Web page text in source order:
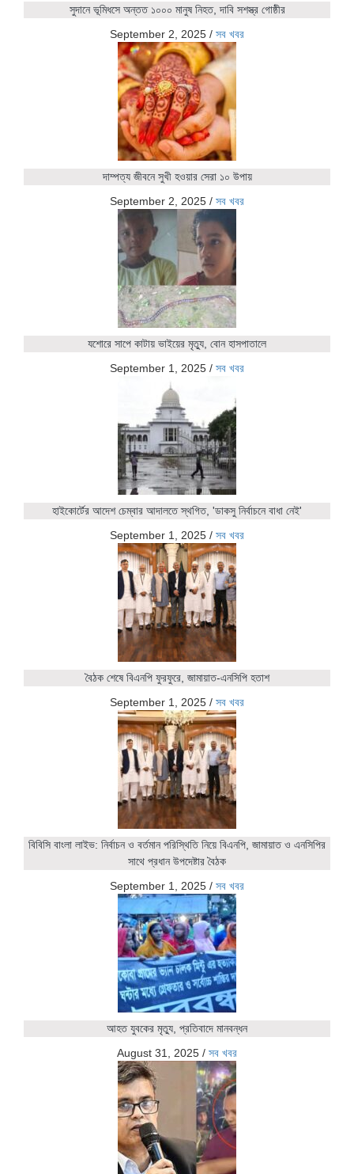
সুদানে ভূমিধসে অন্তত ১০০০ মানুষ নিহত, দাবি সশস্ত্র গোষ্ঠীর
September 2, 2025 / সব খবর
দাম্পত্য জীবনে সুখী হওয়ার সেরা ১০ উপায়
September 2, 2025 / সব খবর
যশোরে সাপে কাটায় ভাইয়ের মৃত্যু, বোন হাসপাতালে
September 1, 2025 / সব খবর
হাইকোর্টের আদেশ চেম্বার আদালতে স্থগিত, 'ডাকসু নির্বাচনে বাধা নেই'
September 1, 2025 / সব খবর
বৈঠক শেষে বিএনপি ফুরফুরে, জামায়াত-এনসিপি হতাশ
September 1, 2025 / সব খবর
বিবিসি বাংলা লাইভ: নির্বাচন ও বর্তমান পরিস্থিতি নিয়ে বিএনপি, জামায়াত ও এনসিপির
সাথে প্রধান উপদেষ্টার বৈঠক
September 1, 2025 / সব খবর
আহত যুবকের মৃত্যু, প্রতিবাদে মানবন্ধন
August 31, 2025 / সব খবর